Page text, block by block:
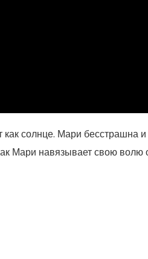
солнце. Мари бесстрашна и
Мари навязывает свою